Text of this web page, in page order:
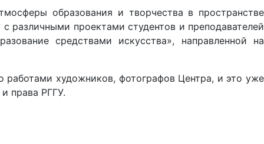
образования и творчества в пространстве
различными проектами студентов и преподавателей
средствами искусства», направленной на
работами художников, фотографов Центра, и это уже
права РГГУ.